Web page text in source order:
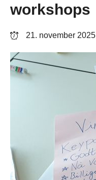
workshops
21. november 2025